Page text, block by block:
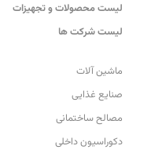
لیست محصولات و تجهیزات
لیست شرکت ها
ماشین آلات
صنایع غذایی
مصالح ساختمانی
دکوراسیون داخلی